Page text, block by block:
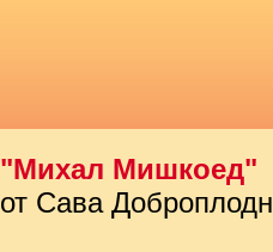
"Михал Мишкоед"
от Сава